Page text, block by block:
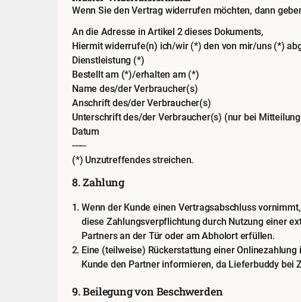
Wenn Sie den Vertrag widerrufen möchten, dann
An die Adresse in Artikel 2 dieses Dokuments,
Hiermit widerrufe(n) ich/wir (*) den von mir/uns (*)
Dienstleistung (*)
Bestellt am (*)/erhalten am (*)
Name des/der Verbraucher(s)
Anschrift des/der Verbraucher(s)
Unterschrift des/der Verbraucher(s) (nur bei
Datum
-----
(*) Unzutreffendes streichen.
8. Zahlung
Wenn der Kunde einen Vertragsabschluss
diese Zahlungsverpflichtung durch Nutzung einer
Partners an der Tür oder am Abholort erfüllen.
Eine (teilweise) Rückerstattung einer
Kunde den Partner informieren, da Lieferbuddy
9. Beilegung von Beschwerden